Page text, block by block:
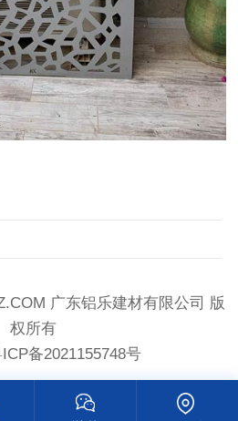
广东铝乐建材有限公司 版
权所有
备2021155748号